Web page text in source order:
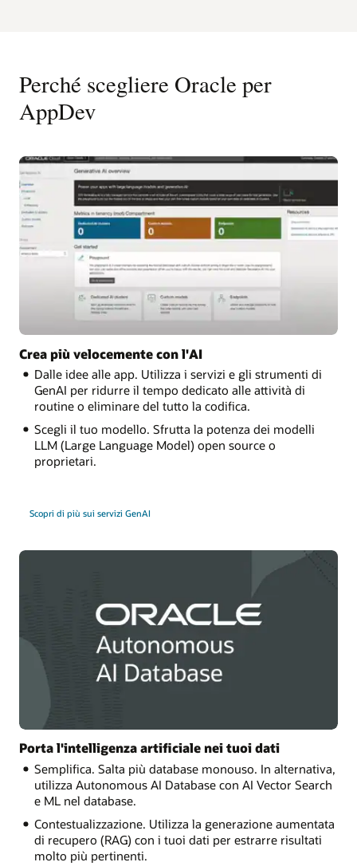
Perché scegliere Oracle per
AppDev
Crea più velocemente con l'AI
Dalle idee alle app. Utilizza i servizi e gli strumenti di
GenAI per ridurre il tempo dedicato alle attività di
routine o eliminare del tutto la codifica.
Scegli il tuo modello. Sfrutta la potenza dei modelli
LLM (Large Language Model) open source o
proprietari.
Scopri di più sui servizi GenAI
Porta l'intelligenza artificiale nei tuoi dati
Semplifica. Salta più database monouso. In alternativa,
utilizza Autonomous AI Database con AI Vector Search
e ML nel database.
Contestualizzazione. Utilizza la generazione aumentata
di recupero (RAG) con i tuoi dati per estrarre risultati
molto più pertinenti.